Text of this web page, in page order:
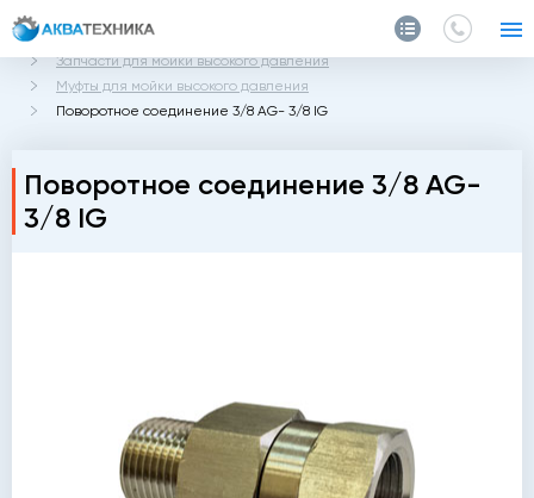
Главная Каталог
Запчасти для мойки высокого давления
Муфты для мойки высокого давления
Поворотное соединение 3/8 AG- 3/8 IG
Поворотное соединение 3/8 AG-
3/8 IG